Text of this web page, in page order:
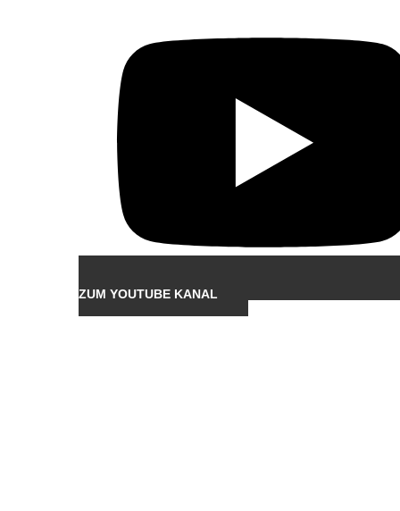
ZUM YOUTUBE KANAL